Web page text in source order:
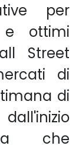
per
e ottimi
Street
di
di
che